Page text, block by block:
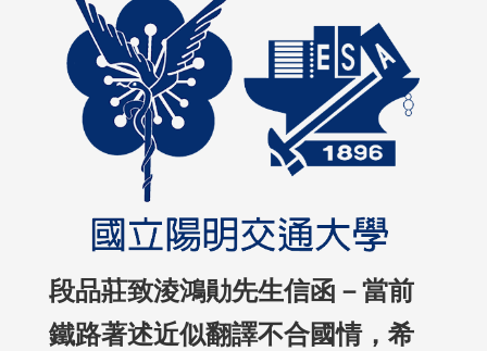
段品莊致淩鴻勛先生信函－當前
鐵路著述近似翻譯不合國情，希